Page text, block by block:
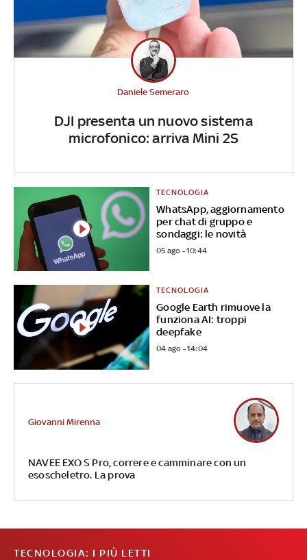
DJI presenta un nuovo sistema
microfonico: arriva Mini 2S
Daniele Semeraro
WhatsApp, aggiornamento
per chat di gruppo e
sondaggi: le novità
TECNOLOGIA
05 ago - 10:44
Google Earth rimuove la
funziona AI: troppi
deepfake
TECNOLOGIA
04 ago - 14:04
NAVEE EXO S Pro, correre e camminare con un
esoscheletro. La prova
Giovanni Mirenna
TECNOLOGIA: I PIÙ LETTI